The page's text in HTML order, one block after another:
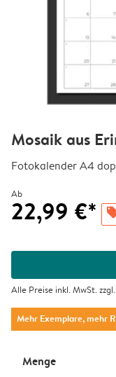
Mosaik aus
Fotokalender A4
Ab
22,99 €*
Alle Preise inkl. MwSt. zzgl.
Mehr Exemplare, mehr
Menge